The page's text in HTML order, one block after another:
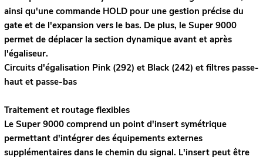
ainsi qu'une commande HOLD pour une gestion précise du
gate et de l'expansion vers le bas. De plus, le Super 9000
permet de déplacer la section dynamique avant et après
l'égaliseur.
Circuits d'égalisation Pink (292) et Black (242) et filtres passe-
haut et passe-bas
Traitement et routage flexibles
Le Super 9000 comprend un point d'insert symétrique
permettant d'intégrer des équipements externes
supplémentaires dans le chemin du signal. L'insert peut être